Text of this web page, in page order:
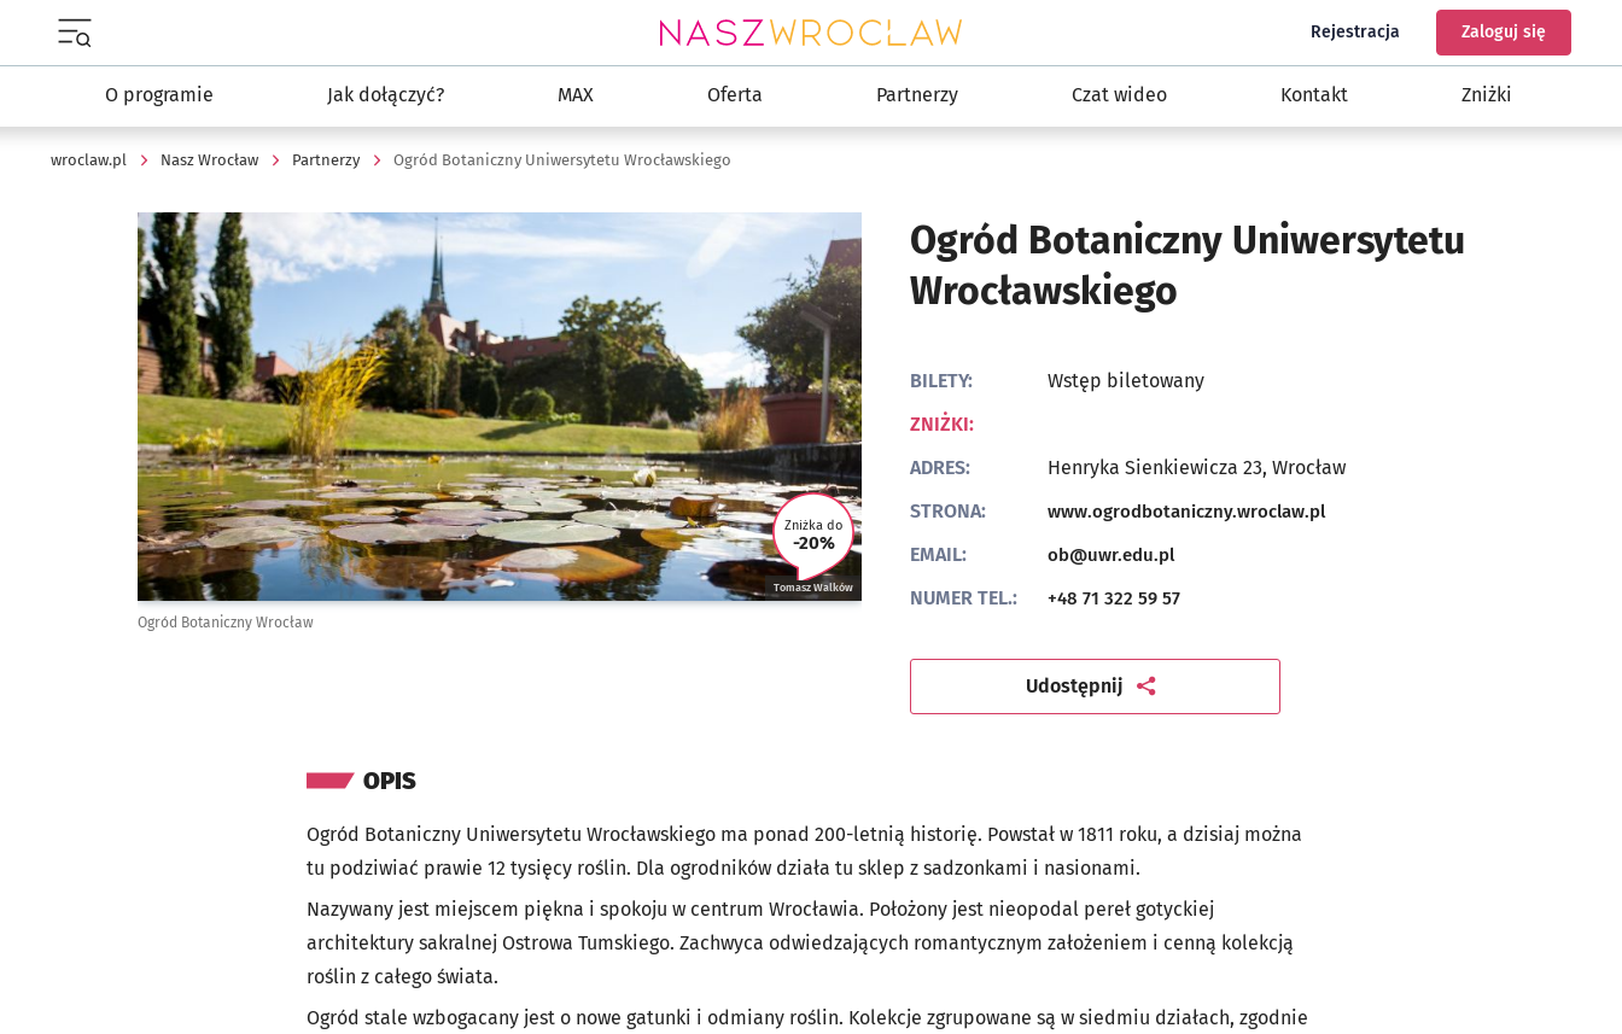
Rejestracja do programu Nasz Wrocław
Zaloguj siędo konta
O programie Jak dołączyć? MAX Oferta Partnerzy Czat wideo Kontakt Zniżki
wroclaw.pl Nasz Wrocław Partnerzy Ogród Botaniczny Uniwersytetu Wrocławskiego
Ogród Botaniczny Uniwersytetu
Wrocławskiego
Kliknij, aby powiększyć
Tomasz Walków
U tego partnera możesz otrzymać
Zniżka do
-20%
Ogród Botaniczny Wrocław
BILETY:
Wstęp biletowany
ZNIŻKI:
ADRES:
Henryka Sienkiewicza 23, Wrocław
STRONA:
www.ogrodbotaniczny.wroclaw.plOtwiera się w nowej karcie
EMAIL: ob@uwr.edu.pl
NUMER TEL.: +48 71 322 59 57
Udostępnijartykuł
OPIS
Ogród Botaniczny Uniwersytetu Wrocławskiego ma ponad 200-letnią historię. Powstał w 1811 roku, a dzisiaj można
tu podziwiać prawie 12 tysięcy roślin. Dla ogrodników działa tu sklep z sadzonkami i nasionami.
Nazywany jest miejscem piękna i spokoju w centrum Wrocławia. Położony jest nieopodal pereł gotyckiej
architektury sakralnej Ostrowa Tumskiego. Zachwyca odwiedzających romantycznym założeniem i cenną kolekcją
roślin z całego świata.
Ogród stale wzbogacany jest o nowe gatunki i odmiany roślin. Kolekcje zgrupowane są w siedmiu działach, zgodnie